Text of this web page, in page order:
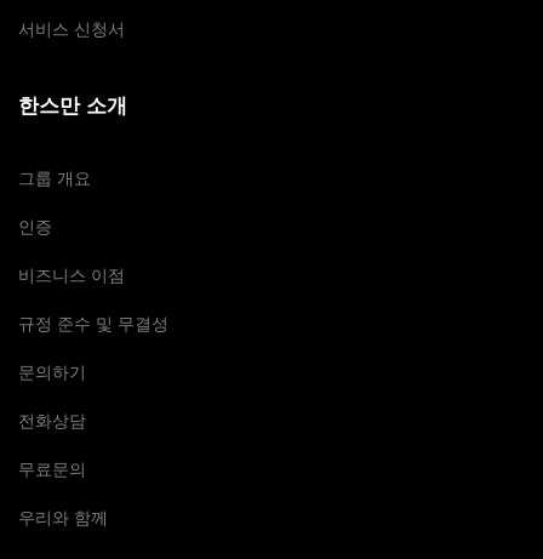
서비스 신청서
한스만 소개
그룹 개요
인증
비즈니스 이점
규정 준수 및 무결성
문의하기
전화상담
무료문의
우리와 함께